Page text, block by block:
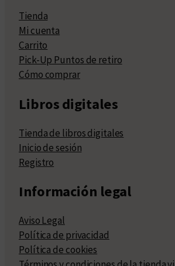
Tienda
Mi cuenta
Carrito
Pick-Up Puntos de retiro
Cómo comprar
Libros digitales
Tienda de libros digitales
Inicio de sesión
Registro
Información legal
Aviso Legal
Política de privacidad
Política de cookies